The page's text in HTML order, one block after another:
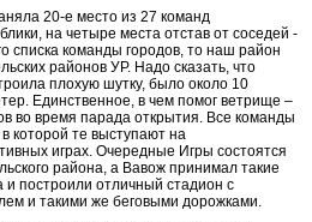
20-е место из 27 команд
на четыре места отстав от соседей -
списка команды городов, то наш район
районов УР. Надо сказать, что
плохую шутку, было около 10
Единственное, в чем помог ветрище –
во время парада открытия. Все команды
которой те выступают на
играх. Очередные Игры состоятся
района, а Вавож принимал такие
и построили отличный стадион с
и такими же беговыми дорожками.